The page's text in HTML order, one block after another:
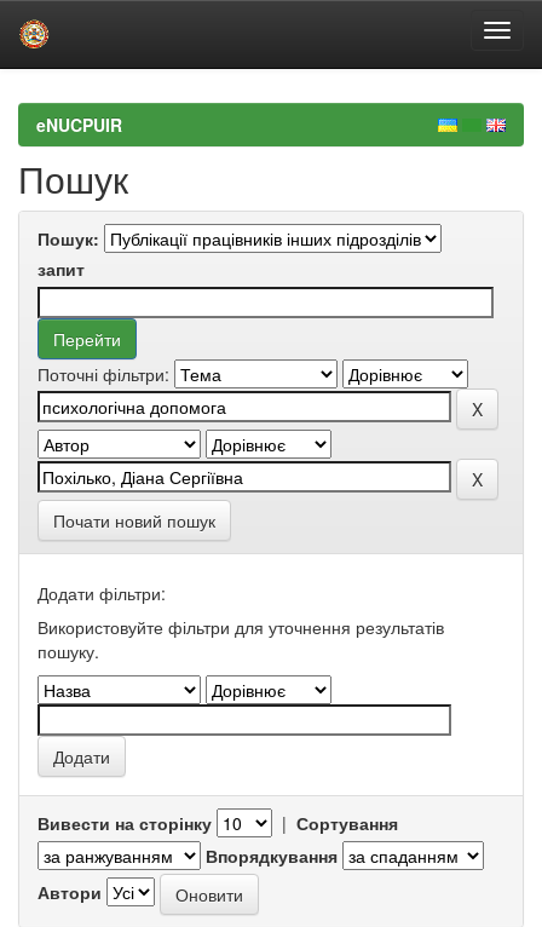
navigationeNUCPUIR
Пошук
Пошук:
запит
Поточні фільтри:
Почати новий пошук
Додати фільтри:
Використовуйте фільтри для уточнення результатів
пошуку.
Вивести на сторінку | Сортування
Впорядкування
Автори